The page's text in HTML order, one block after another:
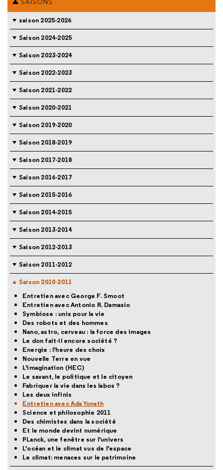
saison 2025-2026
Saison 2024-2025
Saison 2023-2024
Saison 2022-2023
Saison 2021-2022
Saison 2020-2021
Saison 2019-2020
Saison 2018-2019
Saison 2017-2018
Saison 2016-2017
Saison 2015-2016
Saison 2014-2015
Saison 2013-2014
Saison 2012-2013
Saison 2011-2012
Saison 2010-2011
Entretien avec George F. Smoot
Entretien avec Antonio R. Damasio
Symbiose : unis pour la vie
Des robots et des hommes
Nano, astro, cerveau : la force des images
Le don fait-il encore société ?
Energie : l'heure des choix
Nouvelle Terre en vue
L'imagination (HEC)
Le savant, le politique et le citoyen
Fabriquer la vie dans les labos ?
Les deux infinis
Entretien avec Ada Yonath
Science et philosophie 2011
Des chimistes dans la société
Et le monde devint numérique
PLanck, une fenêtre sur l'univers
L'océan et le climat vus de l'espace
Le climat: menaces sur le patrimoine